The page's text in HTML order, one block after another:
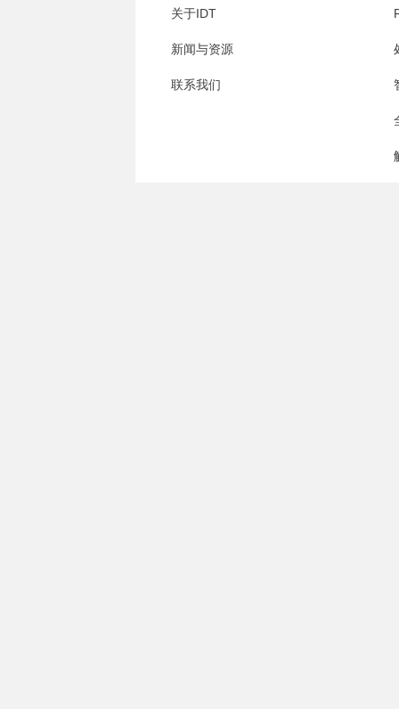
关于IDT
新闻与资源
联系我们